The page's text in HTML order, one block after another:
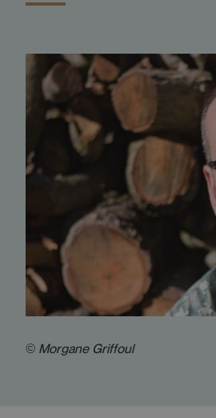
© Morgane Griffoul